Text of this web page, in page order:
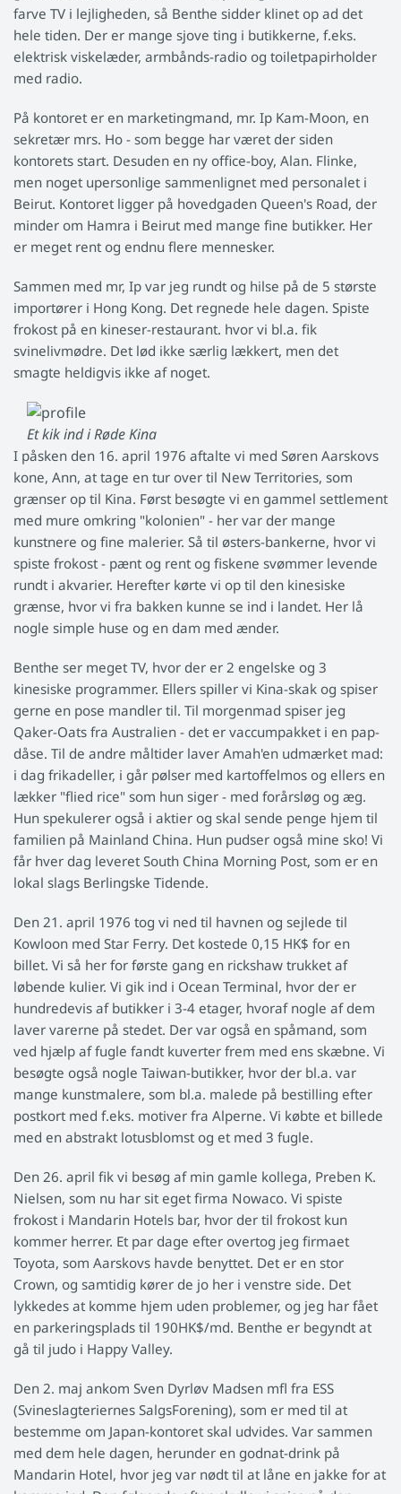
farve TV i lejligheden, så Benthe sidder klinet op ad det
hele tiden. Der er mange sjove ting i butikkerne, f.eks.
elektrisk viskelæder, armbånds-radio og toiletpapirholder
med radio.
På kontoret er en marketingmand, mr. Ip Kam-Moon, en
sekretær mrs. Ho - som begge har været der siden
kontorets start. Desuden en ny office-boy, Alan. Flinke,
men noget upersonlige sammenlignet med personalet i
Beirut. Kontoret ligger på hovedgaden Queen's Road, der
minder om Hamra i Beirut med mange fine butikker. Her
er meget rent og endnu flere mennesker.
Sammen med mr, Ip var jeg rundt og hilse på de 5 største
importører i Hong Kong. Det regnede hele dagen. Spiste
frokost på en kineser-restaurant. hvor vi bl.a. fik
svinelivmødre. Det lød ikke særlig lækkert, men det
smagte heldigvis ikke af noget.
Et kik ind i Røde Kina
I påsken den 16. april 1976 aftalte vi med Søren Aarskovs
kone, Ann, at tage en tur over til New Territories, som
grænser op til Kina. Først besøgte vi en gammel settlement
med mure omkring "kolonien" - her var der mange
kunstnere og fine malerier. Så til østers-bankerne, hvor vi
spiste frokost - pænt og rent og fiskene svømmer levende
rundt i akvarier. Herefter kørte vi op til den kinesiske
grænse, hvor vi fra bakken kunne se ind i landet. Her lå
nogle simple huse og en dam med ænder.
Benthe ser meget TV, hvor der er 2 engelske og 3
kinesiske programmer. Ellers spiller vi Kina-skak og spiser
gerne en pose mandler til. Til morgenmad spiser jeg
Qaker-Oats fra Australien - det er vaccumpakket i en pap-
dåse. Til de andre måltider laver Amah'en udmærket mad:
i dag frikadeller, i går pølser med kartoffelmos og ellers en
lækker "flied rice" som hun siger - med forårsløg og æg.
Hun spekulerer også i aktier og skal sende penge hjem til
familien på Mainland China. Hun pudser også mine sko! Vi
får hver dag leveret South China Morning Post, som er en
lokal slags Berlingske Tidende.
Den 21. april 1976 tog vi ned til havnen og sejlede til
Kowloon med Star Ferry. Det kostede 0,15 HK$ for en
billet. Vi så her for første gang en rickshaw trukket af
løbende kulier. Vi gik ind i Ocean Terminal, hvor der er
hundredevis af butikker i 3-4 etager, hvoraf nogle af dem
laver varerne på stedet. Der var også en spåmand, som
ved hjælp af fugle fandt kuverter frem med ens skæbne. Vi
besøgte også nogle Taiwan-butikker, hvor der bl.a. var
mange kunstmalere, som bl.a. malede på bestilling efter
postkort med f.eks. motiver fra Alperne. Vi købte et billede
med en abstrakt lotusblomst og et med 3 fugle.
Den 26. april fik vi besøg af min gamle kollega, Preben K.
Nielsen, som nu har sit eget firma Nowaco. Vi spiste
frokost i Mandarin Hotels bar, hvor der til frokost kun
kommer herrer. Et par dage efter overtog jeg firmaet
Toyota, som Aarskovs havde benyttet. Det er en stor
Crown, og samtidig kører de jo her i venstre side. Det
lykkedes at komme hjem uden problemer, og jeg har fået
en parkeringsplads til 190HK$/md. Benthe er begyndt at
gå til judo i Happy Valley.
Den 2. maj ankom Sven Dyrløv Madsen mfl fra ESS
(Svineslagteriernes SalgsForening), som er med til at
bestemme om Japan-kontoret skal udvides. Var sammen
med dem hele dagen, herunder en godnat-drink på
Mandarin Hotel, hvor jeg var nødt til at låne en jakke for at